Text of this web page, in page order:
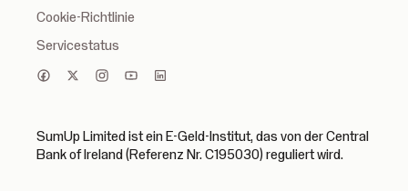
Cookie-Richtlinie
Servicestatus
SumUp Limited ist ein E-Geld-Institut, das von der Central
Bank of Ireland (Referenz Nr. C195030) reguliert wird.